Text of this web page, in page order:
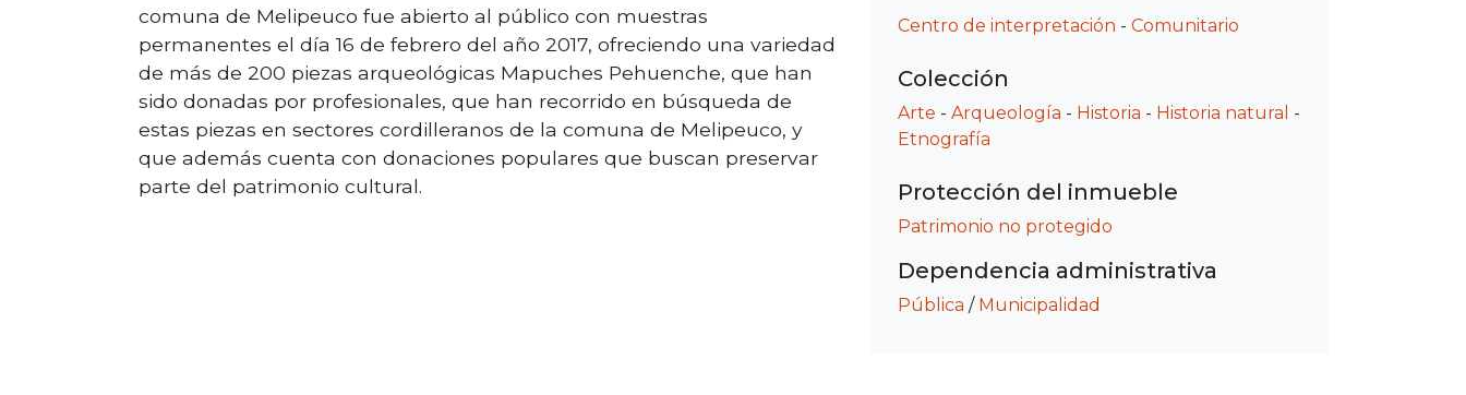
comuna de Melipeuco fue abierto al público con muestras
permanentes el día 16 de febrero del año 2017, ofreciendo una variedad
de más de 200 piezas arqueológicas Mapuches Pehuenche, que han
sido donadas por profesionales, que han recorrido en búsqueda de
estas piezas en sectores cordilleranos de la comuna de Melipeuco, y
que además cuenta con donaciones populares que buscan preservar
parte del patrimonio cultural.
Centro de interpretación - Comunitario
Colección
Arte - Arqueología - Historia - Historia natural -
Etnografía
Protección del inmueble
Patrimonio no protegido
Dependencia administrativa
Pública / Municipalidad